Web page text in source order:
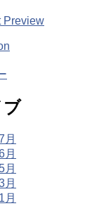
Preview
ブ
月
月
月
月
月